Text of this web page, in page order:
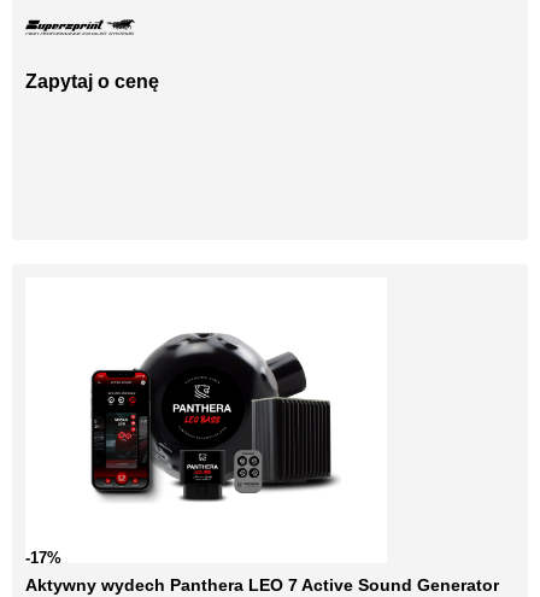
Zapytaj o cenę
-17%
Aktywny wydech Panthera LEO 7 Active Sound Generator